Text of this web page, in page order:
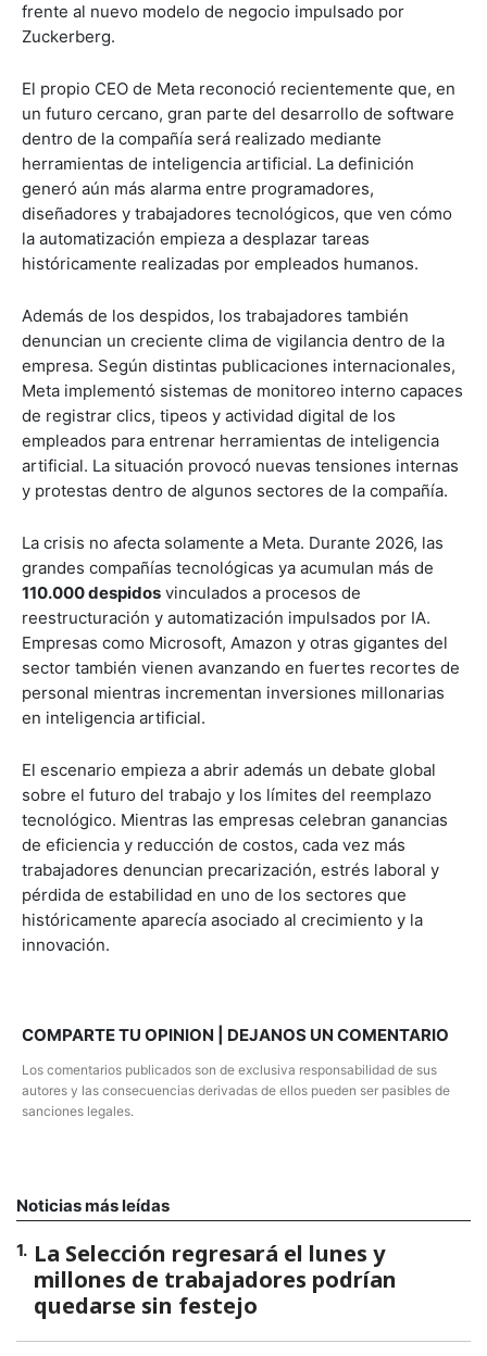
frente al nuevo modelo de negocio impulsado por
Zuckerberg.
El propio CEO de Meta reconoció recientemente que, en
un futuro cercano, gran parte del desarrollo de software
dentro de la compañía será realizado mediante
herramientas de inteligencia artificial. La definición
generó aún más alarma entre programadores,
diseñadores y trabajadores tecnológicos, que ven cómo
la automatización empieza a desplazar tareas
históricamente realizadas por empleados humanos.
Además de los despidos, los trabajadores también
denuncian un creciente clima de vigilancia dentro de la
empresa. Según distintas publicaciones internacionales,
Meta implementó sistemas de monitoreo interno capaces
de registrar clics, tipeos y actividad digital de los
empleados para entrenar herramientas de inteligencia
artificial. La situación provocó nuevas tensiones internas
y protestas dentro de algunos sectores de la compañía.
La crisis no afecta solamente a Meta. Durante 2026, las
grandes compañías tecnológicas ya acumulan más de
110.000 despidos vinculados a procesos de
reestructuración y automatización impulsados por IA.
Empresas como Microsoft, Amazon y otras gigantes del
sector también vienen avanzando en fuertes recortes de
personal mientras incrementan inversiones millonarias
en inteligencia artificial.
El escenario empieza a abrir además un debate global
sobre el futuro del trabajo y los límites del reemplazo
tecnológico. Mientras las empresas celebran ganancias
de eficiencia y reducción de costos, cada vez más
trabajadores denuncian precarización, estrés laboral y
pérdida de estabilidad en uno de los sectores que
históricamente aparecía asociado al crecimiento y la
innovación.
COMPARTE TU OPINION | DEJANOS UN COMENTARIO
Los comentarios publicados son de exclusiva responsabilidad de sus
autores y las consecuencias derivadas de ellos pueden ser pasibles de
sanciones legales.
Noticias más leídas
1. La Selección regresará el lunes y
millones de trabajadores podrían
quedarse sin festejo